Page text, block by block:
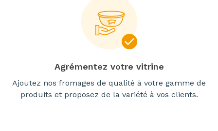
Agrémentez votre vitrine
Ajoutez nos fromages de qualité à votre gamme de
produits et proposez de la variété à vos clients.